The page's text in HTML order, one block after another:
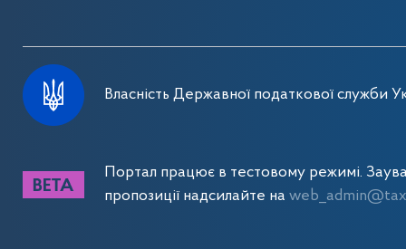
Власність Державної податкової служби
Портал працює в тестовому режимі.
пропозиції надсилайте на